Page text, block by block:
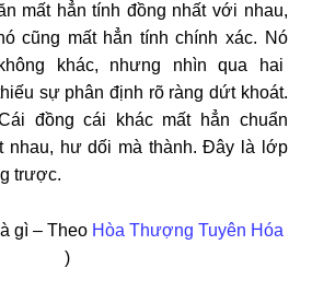
mất hẳn tính đồng nhất với nhau,
cũng mất hẳn tính chính xác. Nó
khác, nhưng nhìn qua hai
sự phân định rõ ràng dứt khoát.
đồng cái khác mất hẳn chuẩn
nhau, hư dối mà thành. Đây là lớp
trược.
gì – Theo Hòa Thượng Tuyên Hóa
)